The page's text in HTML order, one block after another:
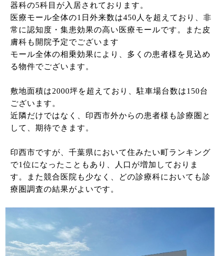
器科の5科目が入居されております。
医療モール全体の1日外来数は450人を超えており、非
常に認知度・集患効果の高い医療モールです。また皮
膚科も開院予定でございます
モール全体の相乗効果により、多くの患者様を見込め
る物件でございます。
敷地面積は2000坪を超えており、駐車場台数は150台
ございます。
近隣だけではなく、印西市外からの患者様も診療圏と
して、期待できます。
印西市ですが、千葉県において住みたい町ランキング
で1位になったこともあり、人口が増加しておりま
す。また競合医院も少なく、どの診療科においても診
療圏調査の結果がよいです。